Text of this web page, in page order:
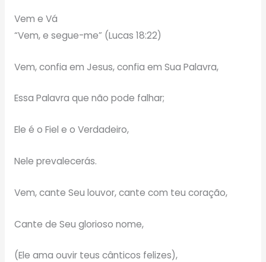
Vem e Vá
“Vem, e segue-me” (Lucas 18:22)
Vem, confia em Jesus, confia em Sua Palavra,
Essa Palavra que não pode falhar;
Ele é o Fiel e o Verdadeiro,
Nele prevalecerás.
Vem, cante Seu louvor, cante com teu coração,
Cante de Seu glorioso nome,
(Ele ama ouvir teus cânticos felizes),